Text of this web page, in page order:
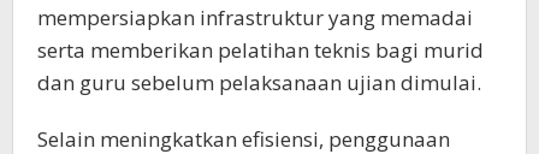
mempersiapkan infrastruktur yang memadai
serta memberikan pelatihan teknis bagi murid
dan guru sebelum pelaksanaan ujian dimulai.
Selain meningkatkan efisiensi, penggunaan